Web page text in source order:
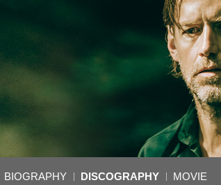
BIOGRAPHY DISCOGRAPHY MOVIE